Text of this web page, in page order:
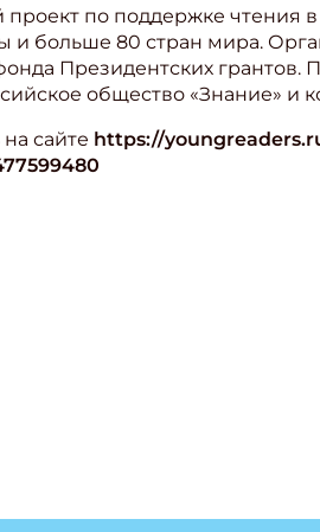
по поддержке чтения в
и больше 80 стран мира.
Президентских грантов.
общество «Знание» и
сайте https://